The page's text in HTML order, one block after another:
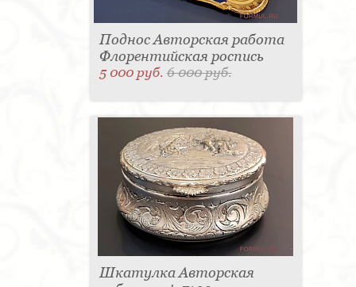
Поднос Авторская работа
Флорентийская роспись
5 000 руб.6 000 руб.
Шкатулка Авторская